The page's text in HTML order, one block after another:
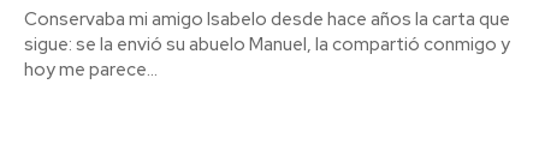
Conservaba mi amigo Isabelo desde hace años la carta que
sigue: se la envió su abuelo Manuel, la compartió conmigo y
hoy me parece...